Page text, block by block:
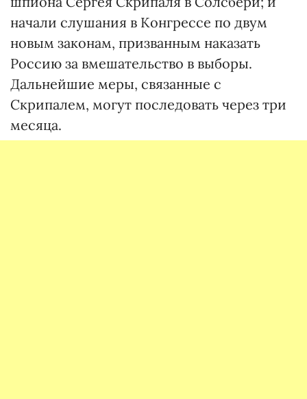
начали слушания в Конгрессе по двум
новым законам, призванным наказать
Россию за вмешательство в выборы.
Дальнейшие меры, связанные с
Скрипалем, могут последовать через три
месяца.